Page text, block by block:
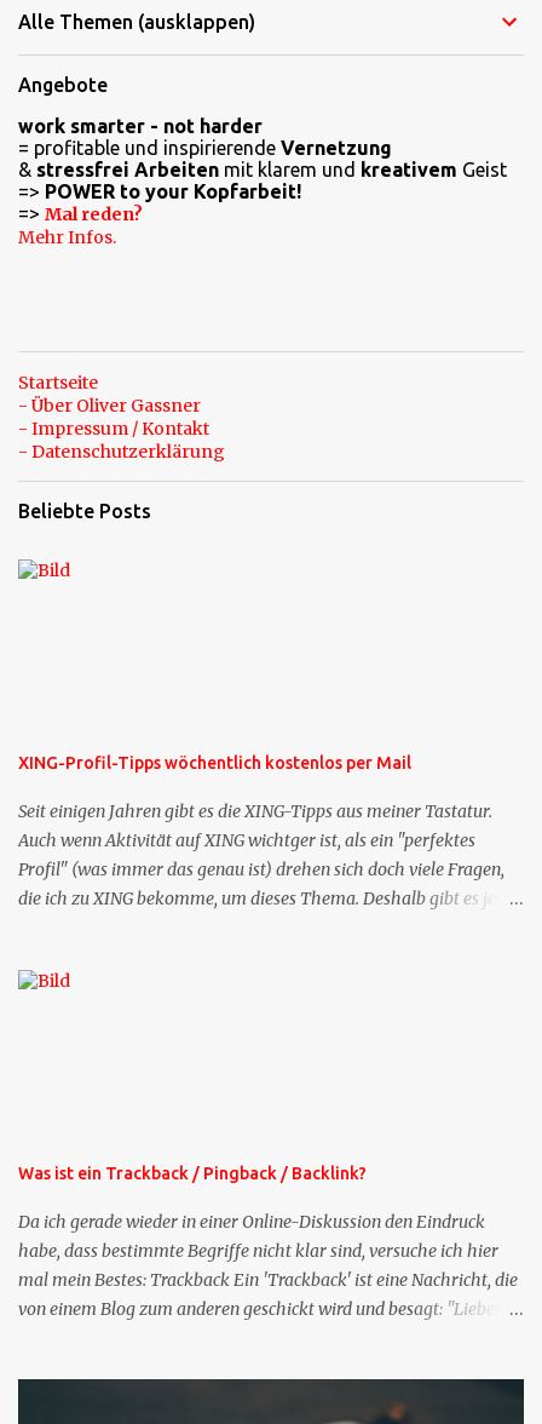
m
n
t
a
r
e
Alle Themen (ausklappen)
Angebote
work smarter - not harder
= profitable und inspirierende Vernetzung
& stressfrei Arbeiten mit klarem und kreativem Geist
=> POWER to your Kopfarbeit!
=> Mal reden?
Mehr Infos.
Startseite
- Über Oliver Gassner
- Impressum / Kontakt
- Datenschutzerklärung
Beliebte Posts
XING-Profil-Tipps wöchentlich kostenlos per Mail
Seit einigen Jahren gibt es die XING-Tipps aus meiner Tastatur.
Auch wenn Aktivität auf XING wichtger ist, als ein "perfektes
Profil" (was immer das genau ist) drehen sich doch viele Fragen,
die ich zu XING bekomme, um dieses Thema. Deshalb gibt es jetzt
bekommen Sie kostenlos eine weitere Folge. Die Startsequenz ist 16
Was ist ein Trackback / Pingback / Backlink?
Da ich gerade wieder in einer Online-Diskussion den Eindruck
habe, dass bestimmte Begriffe nicht klar sind, versuche ich hier
mal mein Bestes: Trackback Ein 'Trackback' ist eine Nachricht, die
von einem Blog zum anderen geschickt wird und besagt: "Lieber